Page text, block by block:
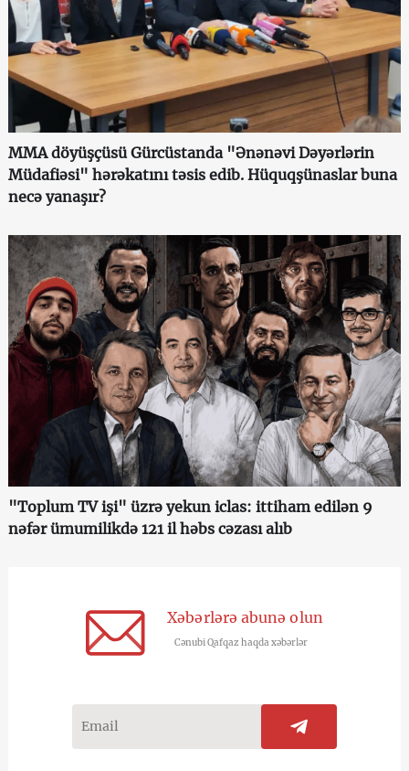
MMA döyüşçüsü Gürcüstanda "Ənənəvi Dəyərlərin
Müdafiəsi" hərəkatını təsis edib. Hüquqşünaslar buna
necə yanaşır?
"Toplum TV işi" üzrə yekun iclas: ittiham edilən 9
nəfər ümumilikdə 121 il həbs cəzası alıb
Xəbərlərə abunə olun
Cənubi Qafqaz haqda xəbərlər